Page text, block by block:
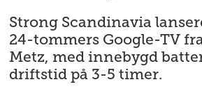
Strong Scandinavia
24-tommers Google-TV
Metz, med innebygd
driftstid på 3-5 timer.